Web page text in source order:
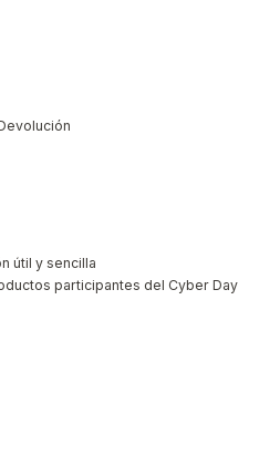
útil y sencilla
participantes del Cyber Day